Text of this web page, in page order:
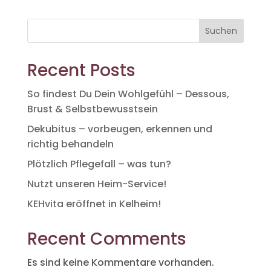
Suchen
Recent Posts
So findest Du Dein Wohlgefühl – Dessous,
Brust & Selbstbewusstsein
Dekubitus – vorbeugen, erkennen und
richtig behandeln
Plötzlich Pflegefall – was tun?
Nutzt unseren Heim-Service!
KEHvita eröffnet in Kelheim!
Recent Comments
Es sind keine Kommentare vorhanden.